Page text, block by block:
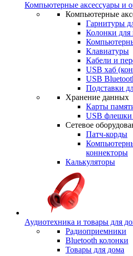
Компьютерные аксессуары и
Компьютерные
Гарнитуры
Колонки для
Клавиатуры
Кабели и
USB хаб
USB
Подставки
Хранение данных
Карты
USB флешки
Сетевое
Патч-корды
коннекторы
Калькуляторы
Аудиотехника и товары для
Радиоприемники
Bluetooth колонки
Товары для дома